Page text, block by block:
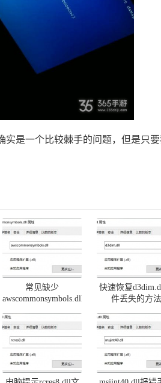
实是一个比较棘手的问题，但是只
常见缺少
awscommonsymbols.dll
快速恢复
件丢失的方法